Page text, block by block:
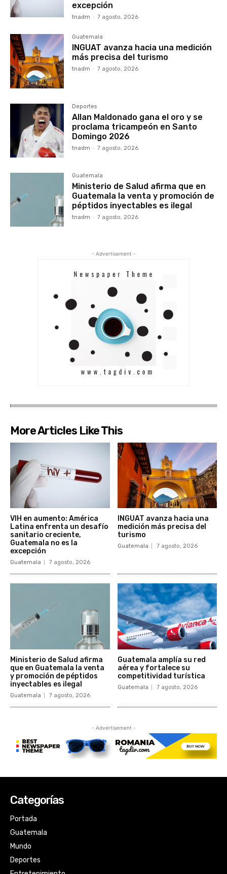
Categorías
Portada
Guatemala
Mundo
Deportes